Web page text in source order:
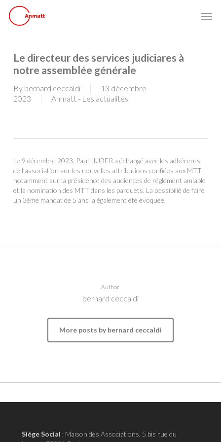
main
Le directeur des services judiciares à
notre assemblée générale
By bernard ceccaldi
13 décembre
2023
Anmatt - Les actualités
Le 9 décembre 2023, Paul HUBER a échangé avec les adhérents
de l’association sur les nouvelles attributions confiées aux MTT,
notamment sur la présidence des audiences de réglement amiable
et la nomination des MTT dans les parquets. La possibilié de faire
un 3ème mandat de 5 ans a également été évoquée.
Author
bernard ceccaldi
More posts by bernard ceccaldi
Siège Social : Maison des Associations, 5 bis rue du